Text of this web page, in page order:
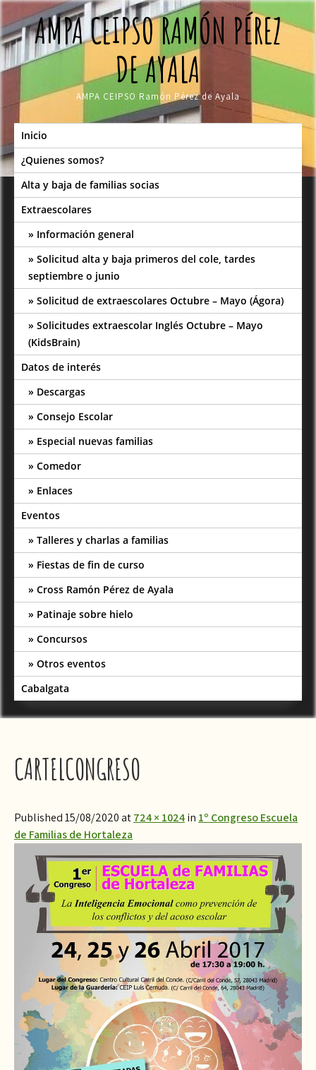
Skip
to
contentAMPA CEIPSO RAMÓN PÉREZ
DE AYALA
AMPA CEIPSO Ramón Pérez de Ayala
Inicio
¿Quienes somos?
Alta y baja de familias socias
Extraescolares
Información general
Solicitud alta y baja primeros del cole, tardes
septiembre o junio
Solicitud de extraescolares Octubre – Mayo (Ágora)
Solicitudes extraescolar Inglés Octubre – Mayo
(KidsBrain)
Datos de interés
Descargas
Consejo Escolar
Especial nuevas familias
Comedor
Enlaces
Eventos
Talleres y charlas a familias
Fiestas de fin de curso
Cross Ramón Pérez de Ayala
Patinaje sobre hielo
Concursos
Otros eventos
Cabalgata
CARTELCONGRESO
Published 15/08/2020 at724 × 1024in 1º Congreso Escuela
de Familias de Hortaleza